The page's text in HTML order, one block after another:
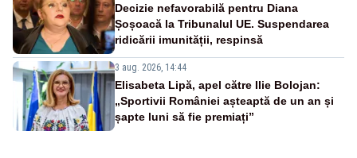
Decizie nefavorabilă pentru Diana
Șoșoacă la Tribunalul UE. Suspendarea
ridicării imunității, respinsă
3 aug. 2026, 14:44
Elisabeta Lipă, apel către Ilie Bolojan:
„Sportivii României așteaptă de un an și
șapte luni să fie premiați”